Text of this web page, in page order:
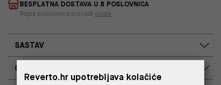
BESPLATNA DOSTAVA U 8 POSLOVNICA
Popis poslovnica pronađi ovdje
SASTAV
OPIS PROIZVODA
Reverto.hr upotrebljava kolačiće